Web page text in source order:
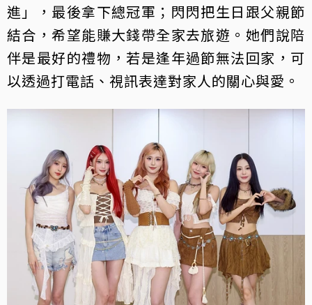
進」，最後拿下總冠軍；閃閃把生日跟父親節
結合，希望能賺大錢帶全家去旅遊。她們說陪
伴是最好的禮物，若是逢年過節無法回家，可
以透過打電話、視訊表達對家人的關心與愛。